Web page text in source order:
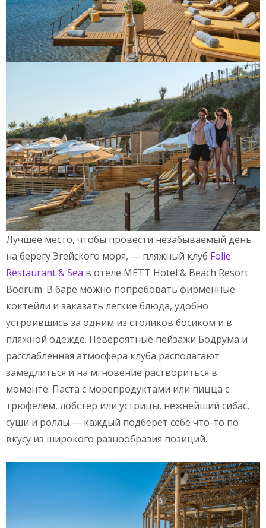
Лучшее место, чтобы провести незабываемый день
на берегу Эгейского моря, — пляжный клуб Folie
Restaurant & Sea в отеле METT Hotel & Beach Resort
Bodrum. В баре можно попробовать фирменные
коктейли и заказать легкие блюда, удобно
устроившись за одним из столиков босиком и в
пляжной одежде. Невероятные пейзажи Бодрума и
расслабленная атмосфера клуба располагают
замедлиться и на мгновение раствориться в
моменте. Паста с морепродуктами или пицца с
трюфелем, лобстер или устрицы, нежнейший сибас,
суши и роллы — каждый подберет себе что-то по
вкусу из широкого разнообразия позиций.